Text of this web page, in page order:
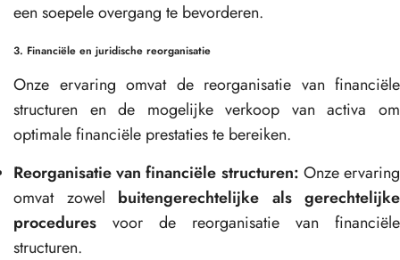
een soepele overgang te bevorderen.
3. Financiële en juridische reorganisatie
Onze ervaring omvat de reorganisatie van financiële
structuren en de mogelijke verkoop van activa om
optimale financiële prestaties te bereiken.
Reorganisatie van financiële structuren: Onze ervaring
omvat zowel buitengerechtelijke als gerechtelijke
procedures voor de reorganisatie van financiële
structuren.